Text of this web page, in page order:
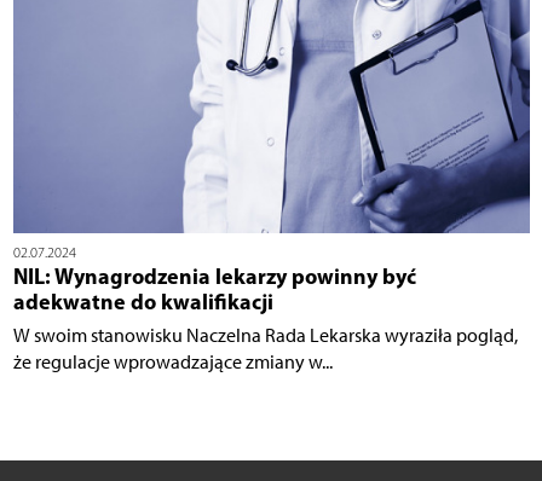
02.07.2024
NIL: Wynagrodzenia lekarzy powinny być
adekwatne do kwalifikacji
W swoim stanowisku Naczelna Rada Lekarska wyraziła pogląd,
że regulacje wprowadzające zmiany w...